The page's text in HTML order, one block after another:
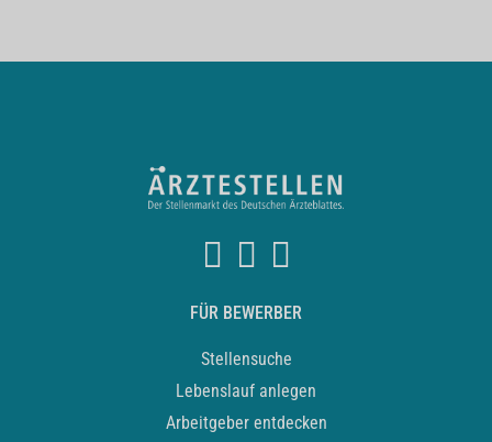
FÜR BEWERBER
Stellensuche
Lebenslauf anlegen
Arbeitgeber entdecken